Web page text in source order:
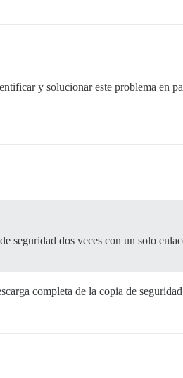
y solucionar este problema en
seguridad dos veces con un solo
completa de la copia de